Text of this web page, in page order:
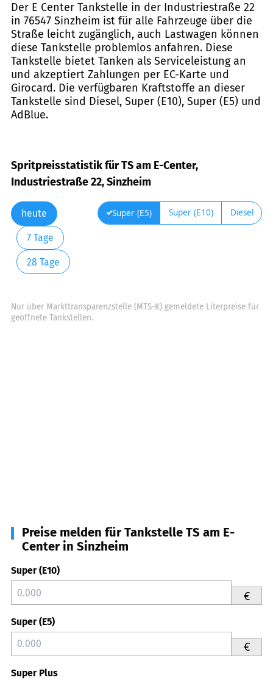
Der E Center Tankstelle in der Industriestraße 22
in 76547 Sinzheim ist für alle Fahrzeuge über die
Straße leicht zugänglich, auch Lastwagen können
diese Tankstelle problemlos anfahren. Diese
Tankstelle bietet Tanken als Serviceleistung an
und akzeptiert Zahlungen per EC-Karte und
Girocard. Die verfügbaren Kraftstoffe an dieser
Tankstelle sind Diesel, Super (E10), Super (E5) und
AdBlue.
Spritpreisstatistik für TS am E-Center,
Industriestraße 22, Sinzheim
heute
7 Tage
28 Tage
Super (E5) Super (E10) Diesel
Nur über Markttransparenzstelle (MTS-K) gemeldete Literpreise für
geöffnete Tankstellen.
Preise melden für Tankstelle TS am E-
Center in Sinzheim
Super (E10)
€
Super (E5)
€
Super Plus